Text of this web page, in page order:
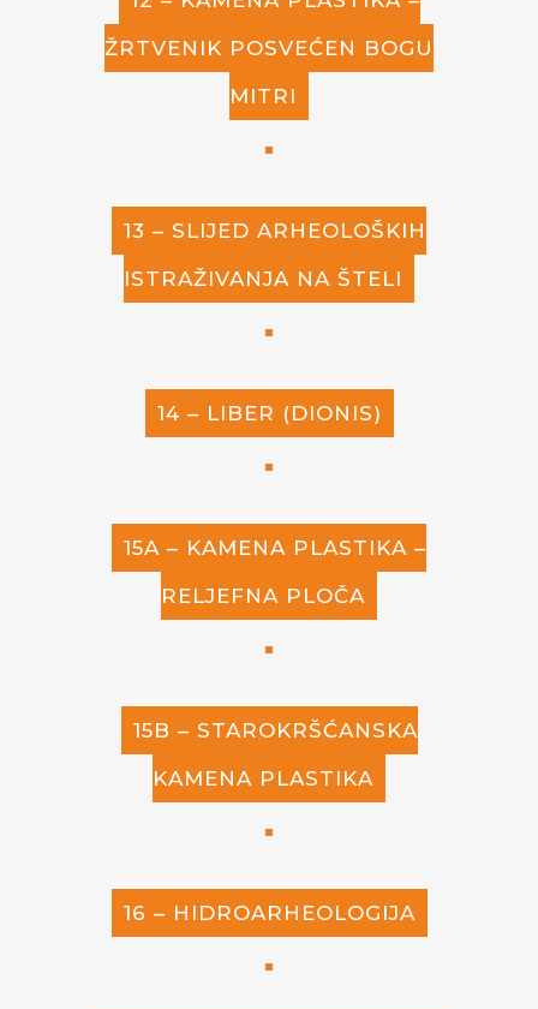
ŽRTVENIK POSVEĆEN BOGU
MITRI
13 – SLIJED ARHEOLOŠKIH
ISTRAŽIVANJA NA ŠTELI
14 – LIBER (DIONIS)
15A – KAMENA PLASTIKA –
RELJEFNA PLOČA
15B – STAROKRŠĆANSKA
KAMENA PLASTIKA
16 – HIDROARHEOLOGIJA